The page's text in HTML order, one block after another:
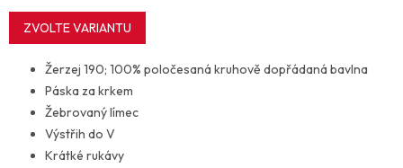
Měrná
cena:
ZVOLTE VARIANTU
Žerzej 190; 100% poločesaná kruhově dopřádaná bavlna
Páska za krkem
Žebrovaný límec
Výstřih do V
Krátké rukávy